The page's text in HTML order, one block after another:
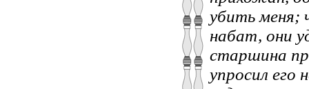
убить меня;
набат, они
старшина
упросил его